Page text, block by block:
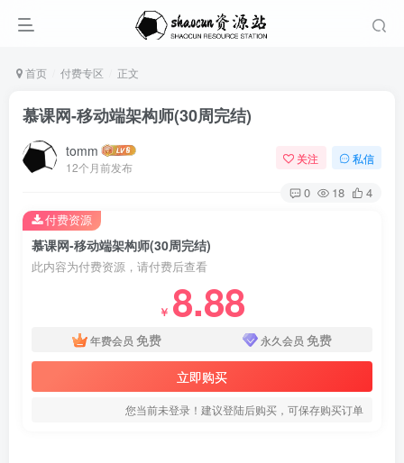
首页 付费专区 正文
慕课网-移动端架构师(30周完结)
tomm
12个月前发布
关注 私信
0 18 4
慕课网-移动端架构师(30周完结)
此内容为付费资源，请付费后查看
￥ 8.88
年费会员 免费 永久会员 免费
立即购买
您当前未登录！建议登陆后购买，可保存购买订单
付费资源